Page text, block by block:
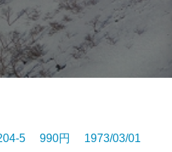
5 990円 1973/03/01